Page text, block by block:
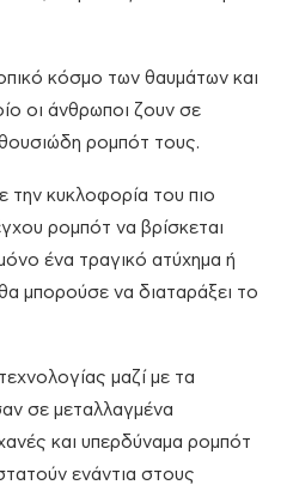
κόσμο των θαυμάτων και
οι άνθρωποι ζουν σε
ρομπότ τους.
την κυκλοφορία του πιο
ρομπότ να βρίσκεται
ένα τραγικό ατύχημα ή
μπορούσε να διαταράξει το
μαζί με τα
σε μεταλλαγμένα
και υπερδύναμα ρομπότ
ενάντια στους